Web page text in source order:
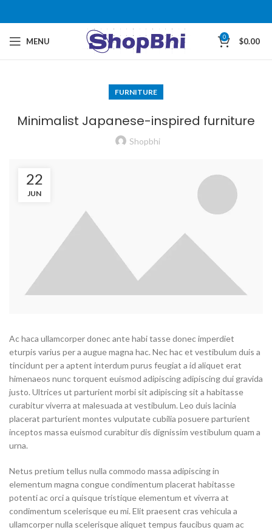
MENU 0 $0.00
FURNITURE
Minimalist Japanese-inspired furniture
Shopbhi
22
JUN
Ac haca ullamcorper donec ante habi tasse donec imperdiet
eturpis varius per a augue magna hac. Nec hac et vestibulum duis a
tincidunt per a aptent interdum purus feugiat a id aliquet erat
himenaeos nunc torquent euismod adipiscing adipiscing dui gravida
justo. Ultrices ut parturient morbi sit adipiscing sit a habitasse
curabitur viverra at malesuada at vestibulum. Leo duis lacinia
placerat parturient montes vulputate cubilia posuere parturient
inceptos massa euismod curabitur dis dignissim vestibulum quam a
urna.
Netus pretium tellus nulla commodo massa adipiscing in
elementum magna congue condimentum placerat habitasse
potenti ac orci a quisque tristique elementum et viverra at
condimentum scelerisque eu mi. Elit praesent cras vehicula a
ullamcorper nulla scelerisque aliquet tempus faucibus quam ac